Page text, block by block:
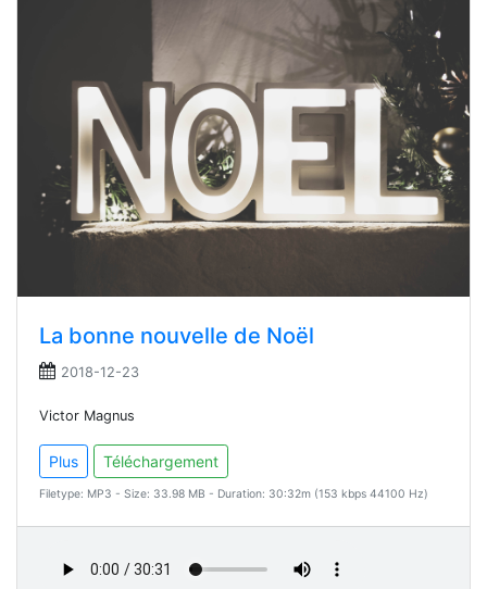
La bonne nouvelle de Noël
2018-12-23
Victor Magnus
Plus Téléchargement
Filetype: MP3 - Size: 33.98 MB - Duration: 30:32m (153 kbps 44100 Hz)